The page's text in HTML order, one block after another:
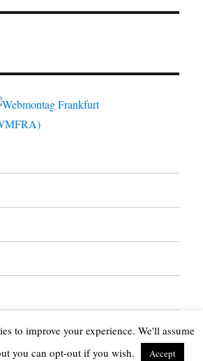
to improve your experience. We'll assume
you can opt-out if you wish.
Accept